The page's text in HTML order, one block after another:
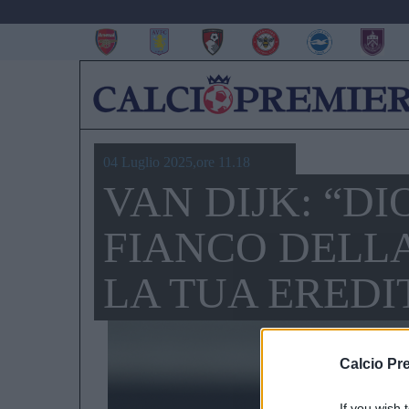
Calcio
04 Luglio 2025,ore 11.18
VAN DIJK:
FIANCO
LA TUA